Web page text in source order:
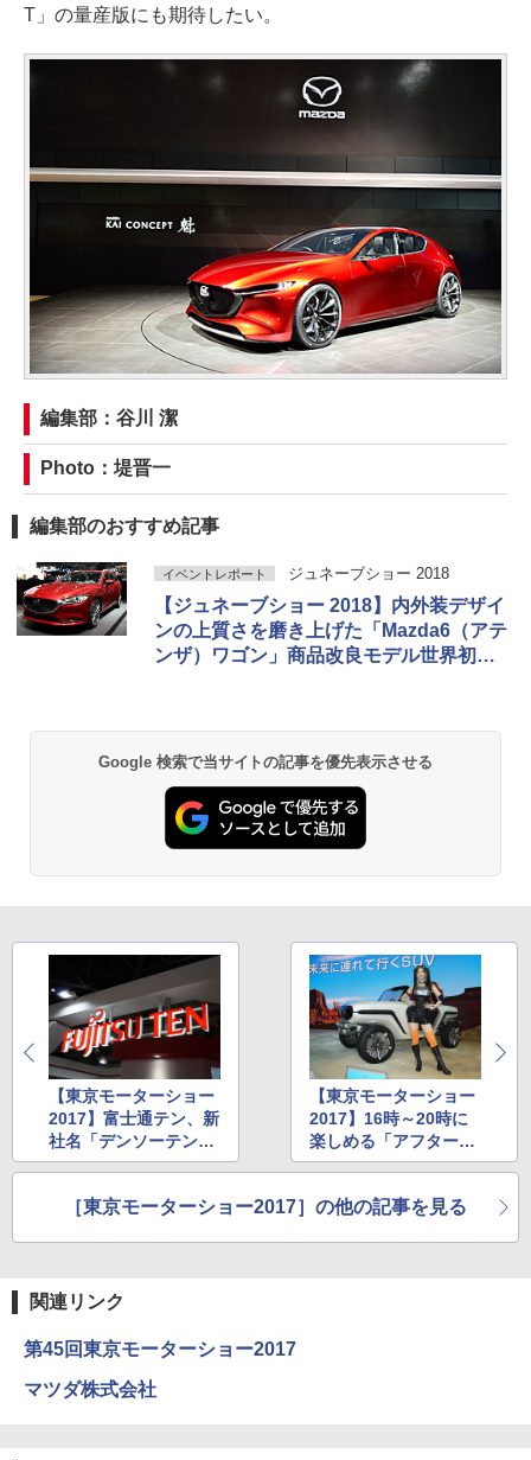
T」の量産版にも期待したい。
編集部：谷川 潔
Photo：堤晋一
編集部のおすすめ記事
イベントレポート ジュネーブショー 2018
【ジュネーブショー 2018】内外装デザイ
ンの上質さを磨き上げた「Mazda6（アテ
ンザ）ワゴン」商品改良モデル世界初公
Google 検索で当サイトの記事を優先表示させる
【東京モーターショー
2017】富士通テン、新
社名「デンソーテン」
に変更。ブースの看板
【東京モーターショー
2017】16時～20時に
楽しめる「アフター4
入場券」で会場をまわ
［東京モーターショー2017］の他の記事を見る
関連リンク
第45回東京モーターショー2017
マツダ株式会社